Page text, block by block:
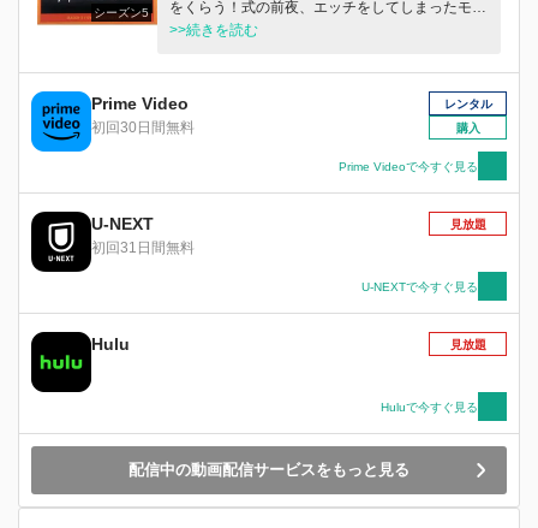
シーズン5
をくらう！式の前夜、エッチをしてしまったモニ
カとチャンドラーは帰国したら関係を終わらせよ
>>続きを読む
Prime Video
初回30日間無料
レンタル
購入
Prime Videoで今すぐ見る
U-NEXT
初回31日間無料
見放題
U-NEXTで今すぐ見る
Hulu 見放題
Huluで今すぐ見る
配信中の動画配信サービスをもっと見る